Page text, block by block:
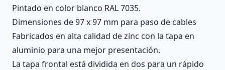
Pintado en color blanco RAL 7035.
Dimensiones de 97 x 97 mm para paso de cables
Fabricados en alta calidad de zinc con la tapa en
aluminio para una mejor presentación.
La tapa frontal está dividida en dos para un rápido